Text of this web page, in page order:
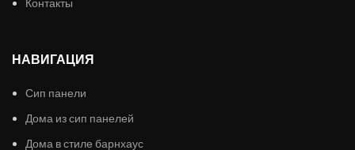
Контакты
НАВИГАЦИЯ
Сип панели
Дома из сип панелей
Дома в стиле барнхаус